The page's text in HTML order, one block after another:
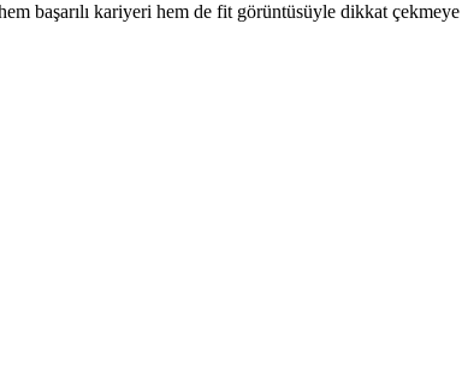
başarılı kariyeri hem de fit görüntüsüyle dikkat